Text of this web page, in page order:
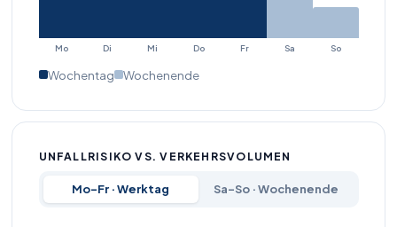
Schöneberger Straße
Fahrzeugfolge begünstigen Seitenkollisionen und
(Grenze zu Friedrichshain-Kreuzberg/Steglitz-
Mo Di Mi Do Fr Sa So
Wochentag Wochenende
UNFALLRISIKO VS. VERKEHRSVOLUMEN
Mo–Fr · Werktag Sa–So · Wochenende